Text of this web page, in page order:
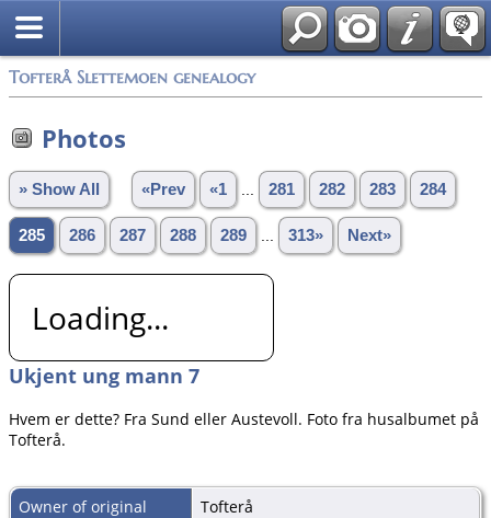
Tofterå Slettemoen genealogy
Photos
» Show All «Prev «1 281 282 283 284
285 286 287 288 289 313» Next»
Loading...
Ukjent ung mann 7
Hvem er dette? Fra Sund eller Austevoll. Foto fra husalbumet på
Tofterå.
Owner of original
Tofterå